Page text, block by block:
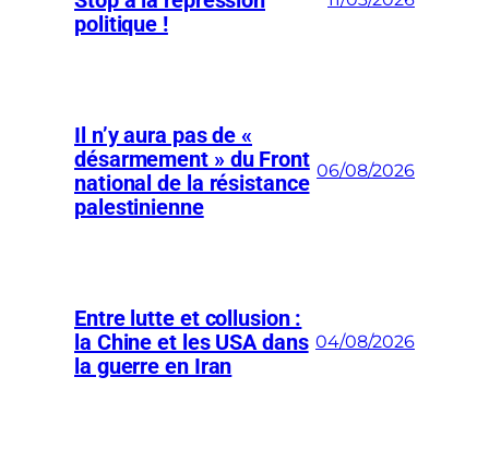
politique !
Il n’y aura pas de «
désarmement » du Front
national de la résistance
palestinienne
06/08/2026
Entre lutte et collusion :
la Chine et les USA dans
la guerre en Iran
04/08/2026